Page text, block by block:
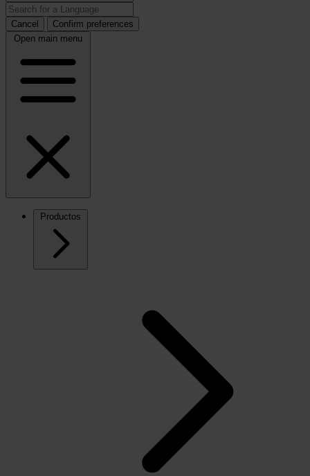
Cancel
Confirm preferences
Open main menu
Productos